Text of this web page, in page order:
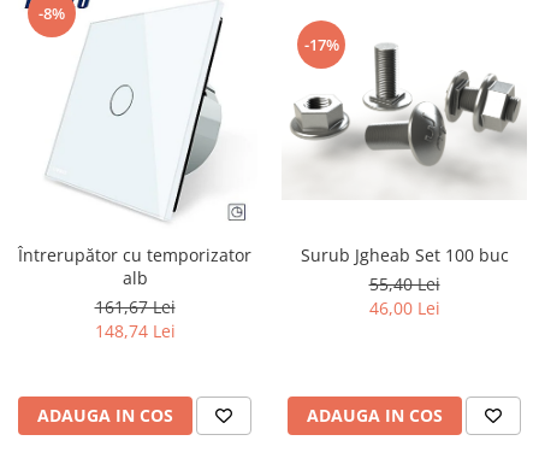
-8%
Întrerupător cu temporizator
alb
161,67 Lei
148,74 Lei
ADAUGA IN COS
-17%
Surub Jgheab Set 100 buc
55,40 Lei
46,00 Lei
ADAUGA IN COS